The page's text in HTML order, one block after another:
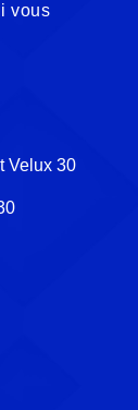
vous
Velux 30